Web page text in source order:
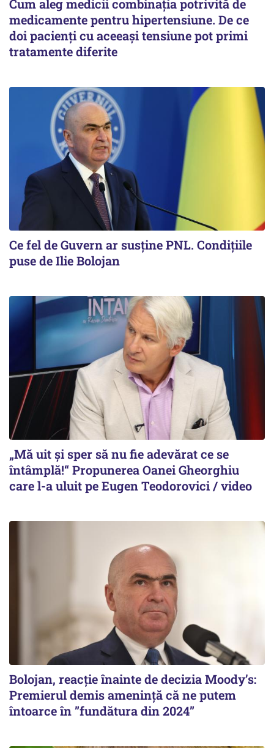
Cum aleg medicii combinația potrivită de
medicamente pentru hipertensiune. De ce
doi pacienți cu aceeași tensiune pot primi
tratamente diferite
Ce fel de Guvern ar susține PNL. Condițiile
puse de Ilie Bolojan
„Mă uit și sper să nu fie adevărat ce se
întâmplă!“ Propunerea Oanei Gheorghiu
care l-a uluit pe Eugen Teodorovici / video
Bolojan, reacție înainte de decizia Moody’s:
Premierul demis amenință că ne putem
întoarce în ”fundătura din 2024”